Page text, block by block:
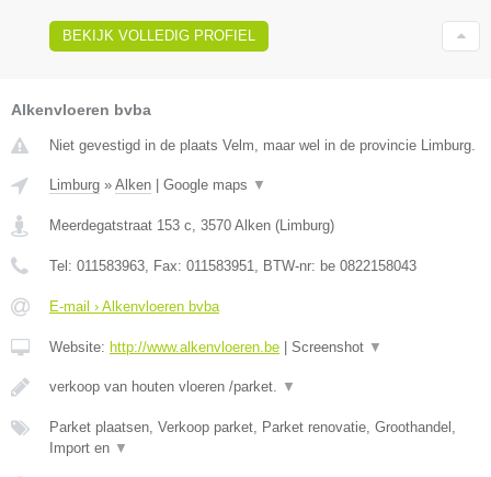
BEKIJK VOLLEDIG PROFIEL
Alkenvloeren bvba
Niet gevestigd in de plaats Velm, maar wel in de provincie Limburg.
Limburg » Alken | Google maps ▼
Meerdegatstraat 153 c 3570 Alken (Limburg)
Tel: 011583963 , Fax: 011583951 , BTW-nr: be 0822158043
E-mail › Alkenvloeren bvba
Website: http://www.alkenvloeren.be | Screenshot ▼
verkoop van houten vloeren /parket. ▼
Parket plaatsen, Verkoop parket, Parket renovatie, Groothandel,
Import en ▼